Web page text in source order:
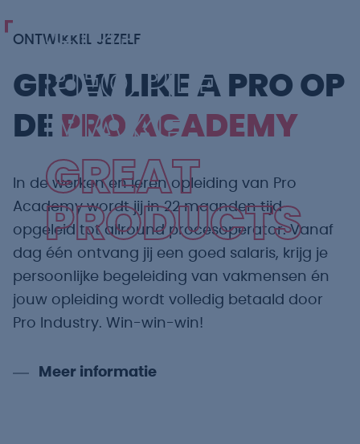
GREAT
PEOPLE
MAKE
GREAT
PRODUCTS
ONTWIKKEL JEZELF
GROW LIKE A PRO OP
DE PRO ACADEMY
In de werken en leren opleiding van Pro
Academy wordt jij in 22 maanden tijd
opgeleid tot allround procesoperator. Vanaf
dag één ontvang jij een goed salaris, krijg je
persoonlijke begeleiding van vakmensen én
jouw opleiding wordt volledig betaald door
Pro Industry. Win-win-win!
Meer informatie